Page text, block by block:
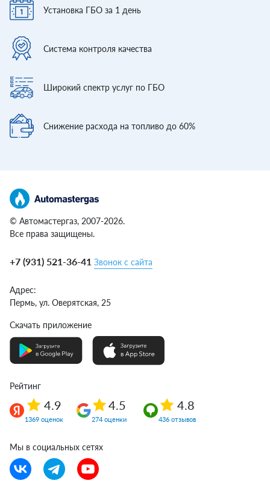
Установка ГБО за 1 день
Система контроля качества
Широкий спектр услуг по ГБО
Снижение расхода на топливо до 60%
© Автомастергаз, 2007-2026.
Все права защищены.
+7 (931) 521-36-41 Звонок с сайта
Адрес:
Пермь, ул. Оверятская, 25
Скачать приложение
Рейтинг
4.9
1369 оценок
4.5
274 оценки
4.8
436 отзывов
Мы в социальных сетях